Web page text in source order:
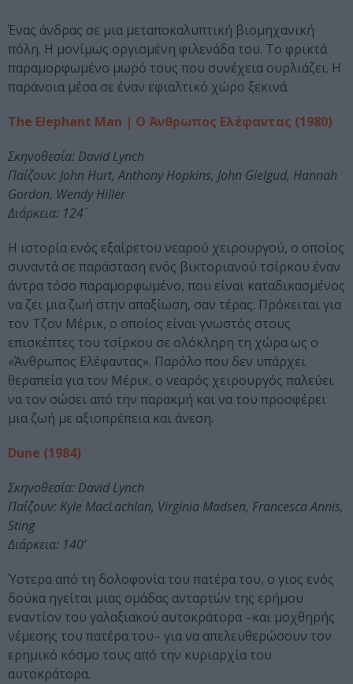
Ένας άνδρας σε μια μεταποκαλυπτική βιομηχανική
πόλη. Η μονίμως οργισμένη φιλενάδα του. Το φρικτά
παραμορφωμένο μωρό τους που συνέχεια ουρλιάζει. Η
παράνοια μέσα σε έναν εφιαλτικό χώρο ξεκινά.
The Elephant Man | Ο Άνθρωπος Ελέφαντας (1980)
Σκηνοθεσία: David Lynch
Παίζουν: John Hurt, Anthony Hopkins, John Gielgud, Hannah
Gordon, Wendy Hiller
Διάρκεια: 124´
Η ιστορία ενός εξαίρετου νεαρού χειρουργού, ο οποίος
συναντά σε παράσταση ενός βικτοριανού τσίρκου έναν
άντρα τόσο παραμορφωμένο, που είναι καταδικασμένος
να ζει μια ζωή στην απαξίωση, σαν τέρας. Πρόκειται για
τον Τζον Μέρικ, ο οποίος είναι γνωστός στους
επισκέπτες του τσίρκου σε ολόκληρη τη χώρα ως ο
«Άνθρωπος Ελέφαντας». Παρόλο που δεν υπάρχει
θεραπεία για τον Μέρικ, ο νεαρός χειρουργός παλεύει
να τον σώσει από την παρακμή και να του προσφέρει
μια ζωή με αξιοπρέπεια και άνεση.
Dune (1984)
Σκηνοθεσία: David Lynch
Παίζουν: Kyle MacLachlan, Virginia Madsen, Francesca Annis,
Sting
Διάρκεια: 140’
Ύστερα από τη δολοφονία του πατέρα του, ο γιος ενός
δούκα ηγείται μιας ομάδας ανταρτών της ερήμου
εναντίον του γαλαξιακού αυτοκράτορα –και μοχθηρής
νέμεσης του πατέρα του– για να απελευθερώσουν τον
ερημικό κόσμο τους από την κυριαρχία του
αυτοκράτορα.